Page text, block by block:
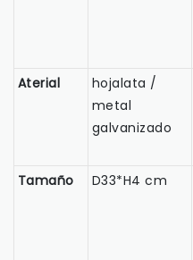
Aterial
hojalata /
metal
galvanizado
Tamaño
D33*H4 cm